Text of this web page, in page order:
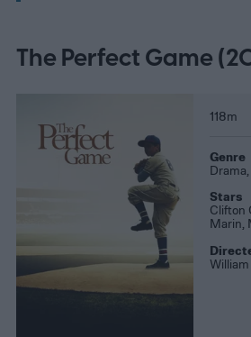
The Perfect Game
118m
Genre
Stars
Clifton
Marin,